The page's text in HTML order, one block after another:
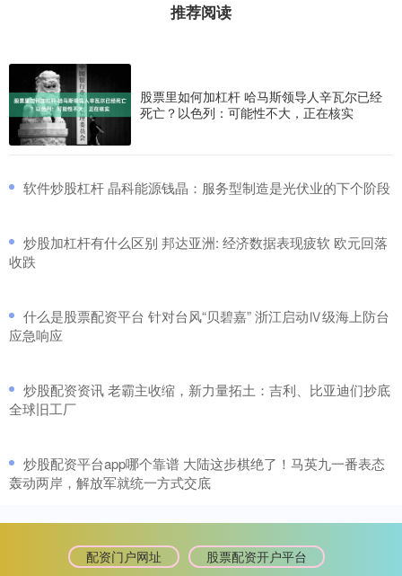
推荐阅读
股票里如何加杠杆 哈马斯领导人辛瓦尔已经
死亡？以色列：可能性不大，正在核实
​软件炒股杠杆 晶科能源钱晶：服务型制造是光伏业的下个阶段
​炒股加杠杆有什么区别 邦达亚洲: 经济数据表现疲软 欧元回落
收跌
​什么是股票配资平台 针对台风“贝碧嘉” 浙江启动Ⅳ级海上防台
应急响应
​炒股配资资讯 老霸主收缩，新力量拓土：吉利、比亚迪们抄底
全球旧工厂
​炒股配资平台app哪个靠谱 大陆这步棋绝了！马英九一番表态
轰动两岸，解放军就统一方式交底
配资门户网址 股票配资开户平台